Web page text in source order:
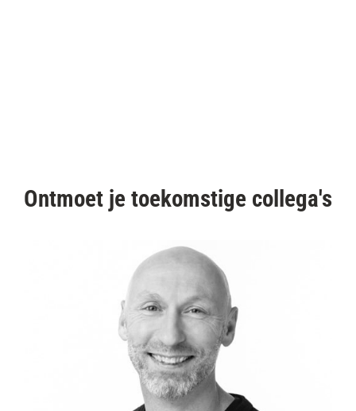
Ontmoet je toekomstige collega's